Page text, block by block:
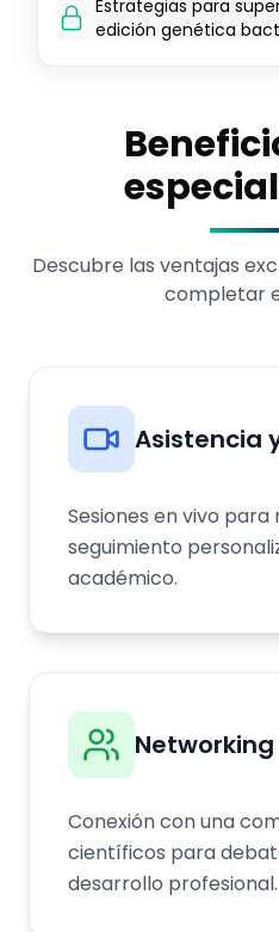
Estrategias para
edición genética
Descubre las ventajas
completar
Asistencia
Sesiones en vivo
seguimiento
académico.
Networking
Conexión con una
científicos para
desarrollo profesional.